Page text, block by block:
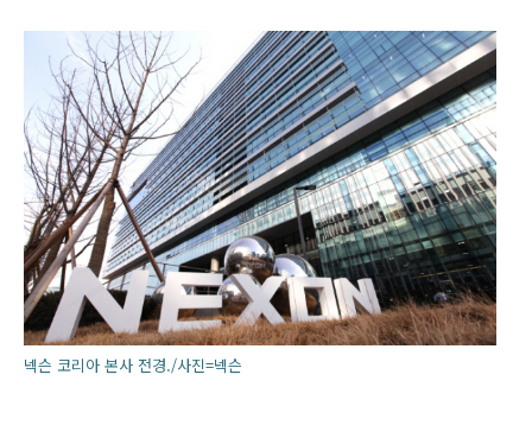
넥슨 코리아 본사 전경./사진=넥슨